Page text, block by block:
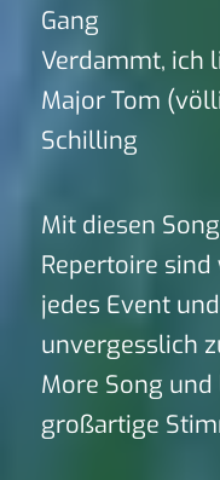
Gang
Verdammt, ich
Major Tom
Schilling
Mit diesen
Repertoire sind
jedes Event
unvergesslich
More Song
großartige